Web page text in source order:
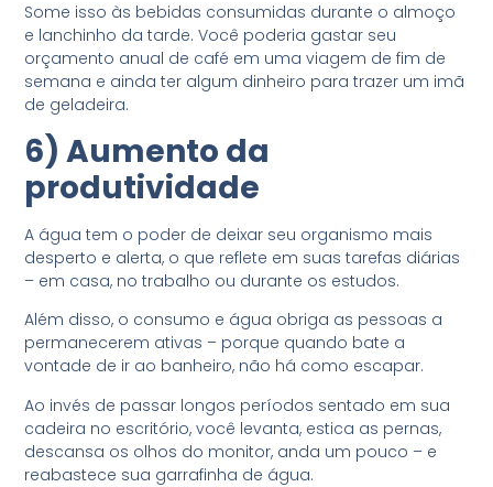
Some isso às bebidas consumidas durante o almoço
e lanchinho da tarde. Você poderia gastar seu
orçamento anual de café em uma viagem de fim de
semana e ainda ter algum dinheiro para trazer um imã
de geladeira.
6) Aumento da
produtividade
A água tem o poder de deixar seu organismo mais
desperto e alerta, o que reflete em suas tarefas diárias
– em casa, no trabalho ou durante os estudos.
Além disso, o consumo e água obriga as pessoas a
permanecerem ativas – porque quando bate a
vontade de ir ao banheiro, não há como escapar.
Ao invés de passar longos períodos sentado em sua
cadeira no escritório, você levanta, estica as pernas,
descansa os olhos do monitor, anda um pouco – e
reabastece sua garrafinha de água.